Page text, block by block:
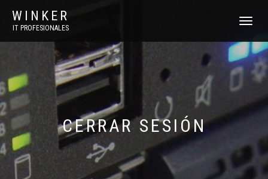
WINKER
IT PROFESIONALES
CAMBIAR
CERRAR SESIÓN